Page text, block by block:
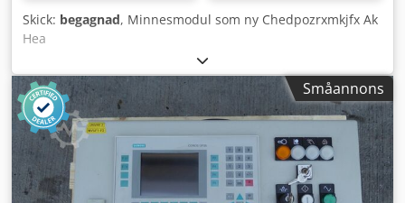
Skick: begagnad, Minnesmodul som ny Chedpozrxmkjfx Ak
Hea
Småannons